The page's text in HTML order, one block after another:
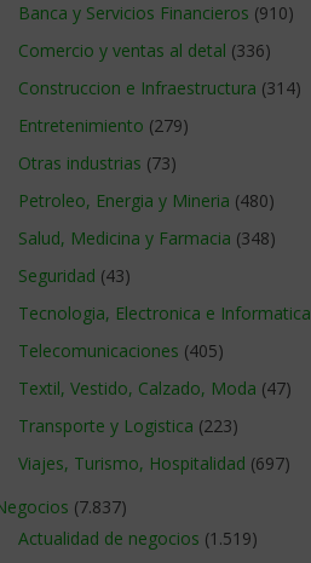
Banca y Servicios Financieros (910)
Comercio y ventas al detal (336)
Construccion e Infraestructura (314)
Entretenimiento (279)
Otras industrias (73)
Petroleo, Energia y Mineria (480)
Salud, Medicina y Farmacia (348)
Seguridad (43)
Tecnologia, Electronica e Informatica
Telecomunicaciones (405)
Textil, Vestido, Calzado, Moda (47)
Transporte y Logistica (223)
Viajes, Turismo, Hospitalidad (697)
(7.837)
Actualidad de negocios (1.519)